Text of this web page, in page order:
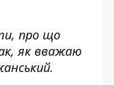
про що
як вважаю